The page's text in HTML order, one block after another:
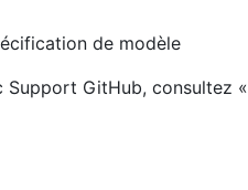
de modèle
Support GitHub, consultez «